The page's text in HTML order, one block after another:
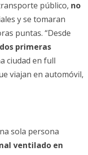
público, no
y se tomaran
puntas. “Desde
primeras
ciudad en full
viajan en automóvil,
sola persona
ventilado en